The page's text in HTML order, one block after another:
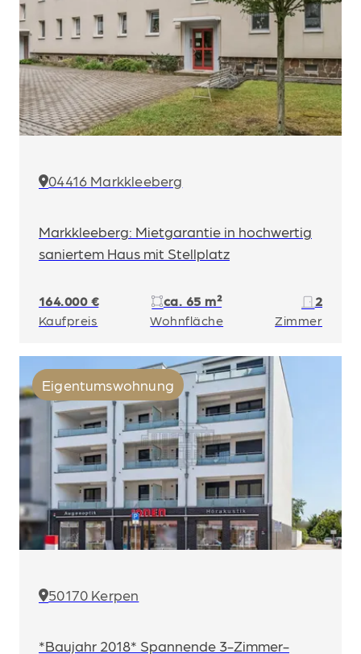
04416 Markkleeberg
Markkleeberg: Mietgarantie in hochwertig
saniertem Haus mit Stellplatz
164.000 €
Kaufpreis
ca. 65 m²
Wohnfläche
2
Zimmer
Eigentumswohnung
50170 Kerpen
*Baujahr 2018* Spannende 3-Zimmer-